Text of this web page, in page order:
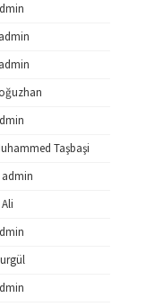
admin
admin
Taşbaşi
admin
Ali